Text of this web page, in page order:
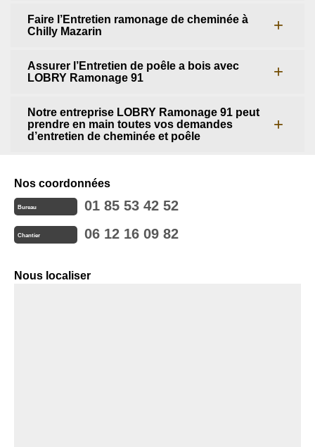
Faire l’Entretien ramonage de cheminée à
Chilly Mazarin
Assurer l’Entretien de poêle a bois avec
LOBRY Ramonage 91
Notre entreprise LOBRY Ramonage 91 peut
prendre en main toutes vos demandes
d’entretien de cheminée et poêle
Nos coordonnées
Bureau 01 85 53 42 52
Chantier 06 12 16 09 82
Nous localiser